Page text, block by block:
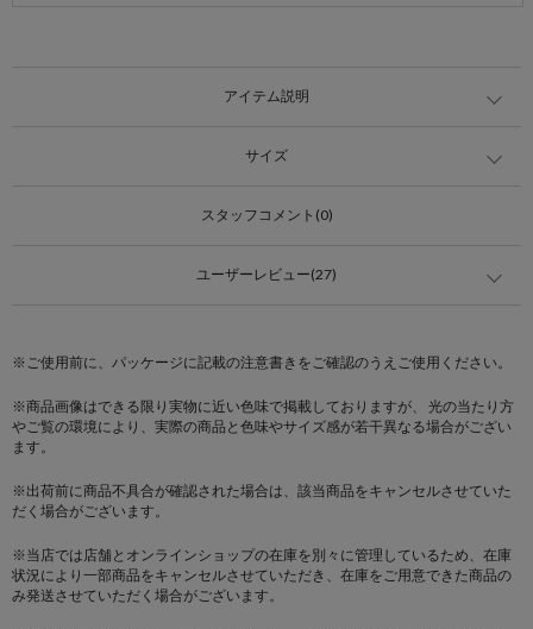
アイテム説明
サイズ
スタッフコメント(0)
ユーザーレビュー(27)
※ご使用前に、パッケージに記載の注意書きをご確認のうえご使用ください。
※商品画像はできる限り実物に近い色味で掲載しておりますが、 光の当たり方
やご覧の環境により、実際の商品と色味やサイズ感が若干異なる場合がござい
ます。
※出荷前に商品不具合が確認された場合は、該当商品をキャンセルさせていた
だく場合がございます。
※当店では店舗とオンラインショップの在庫を別々に管理しているため、在庫
状況により一部商品をキャンセルさせていただき、在庫をご用意できた商品の
み発送させていただく場合がございます。